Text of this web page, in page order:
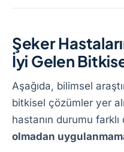
Şeker
İyi Gelen
Aşağıda, bilimsel
bitkisel çözümler yer
hastanın durumu
olmadan